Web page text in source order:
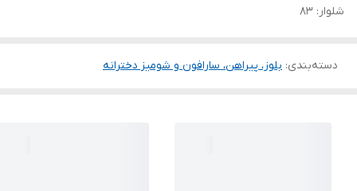
شلوار: 83
دسته‌بندی: بلوز، پیراهن، سارافون و شومیز دخترانه